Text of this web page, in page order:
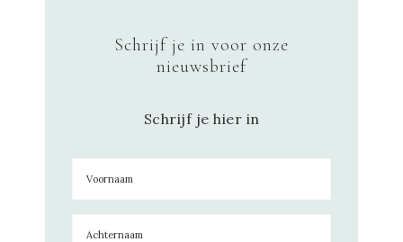
Schrijf je in voor onze
nieuwsbrief
Schrijf je hier in